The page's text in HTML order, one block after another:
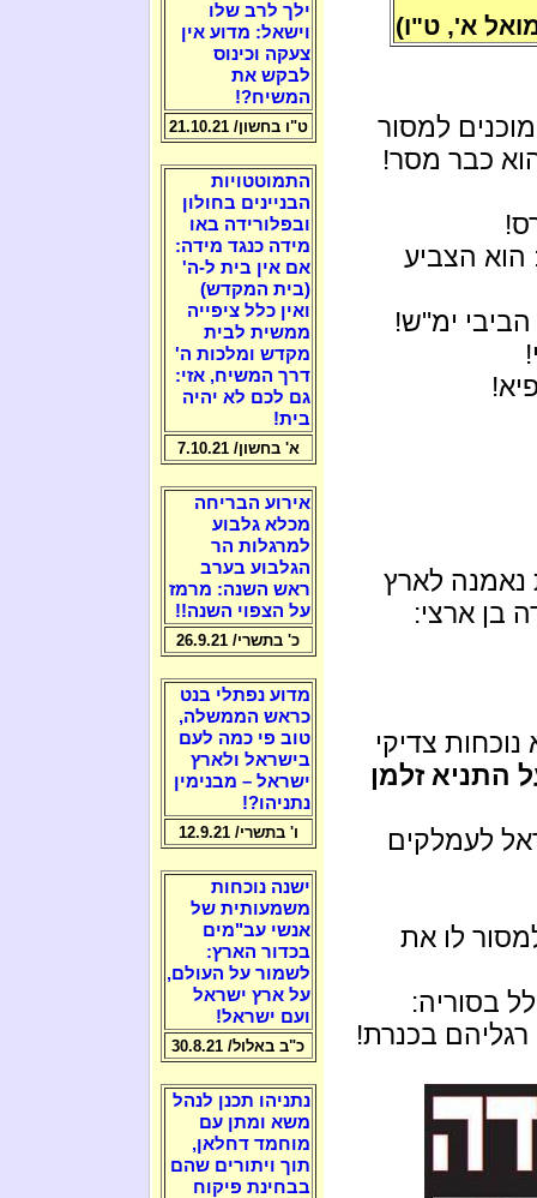
א', ט"ו)
למסור
כבר מסר!
הוא הצביע
ימ"ש!
נאמנה לארץ
בן ארצי:
צדיקי
התניא זלמן
לעמלקים
לו את
בסוריה:
בכנרת!
ילך לרב שלו
וישאל: מדוע אין
צעקה וכינוס
לבקש את
המשיח?!
ט"ו בחשון/ 21.10.21
התמוטטויות
הבניינים בחולון
ובפלורידה באו
מידה כנגד מידה:
אם אין בית ל-ה'
(בית המקדש)
ואין כלל ציפייה
ממשית לבית
מקדש ומלכות ה'
דרך המשיח, אזי:
גם לכם לא יהיה
בית!
א' בחשון/ 7.10.21
אירוע הבריחה
מכלא גלבוע
למרגלות הר
הגלבוע בערב
ראש השנה: מרמז
על הצפוי השנה!!
כ' בתשרי/ 26.9.21
מדוע נפתלי בנט
כראש הממשלה,
טוב פי כמה לעם
בישראל ולארץ
ישראל – מבנימין
נתניהו?!
ו' בתשרי/ 12.9.21
ישנה נוכחות
משמעותית של
אנשי עב"מים
בכדור הארץ:
לשמור על העולם,
על ארץ ישראל
ועם ישראל!
כ"ב באלול/ 30.8.21
נתניהו תכנן לנהל
משא ומתן עם
מוחמד דחלאן,
תוך ויתורים שהם
בבחינת פיקוח